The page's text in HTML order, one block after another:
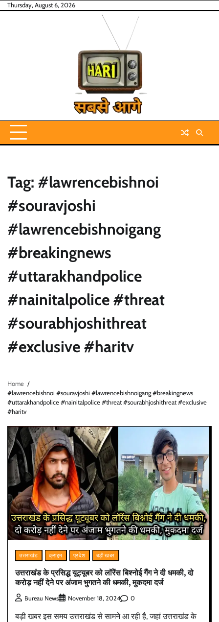
SkipThursday, August 6, 2026
Tag: #lawrencebishnoi
#souravjoshi
#lawrencebishnoigang
#breakingnews
#uttarakhandpolice
#nainitalpolice #threat
#sourabhjoshithreat
#exclusive #haritv
Home
#lawrencebishnoi #souravjoshi #lawrencebishnoigang #breakingnews
#uttarakhandpolice #nainitalpolice #threat #sourabhjoshithreat #exclusive
#haritv
उत्तराखंड क्राइम प्रदेश बड़ी खबर
उत्तराखंड के प्रसिद्ध यूट्यूबर को लॉरेंस बिश्नोई गैंग ने दी धमकी, दो
करोड़ नहीं देने पर अंजाम भुगतने की धमकी, मुकदमा दर्ज
Bureau News November 18, 2024 0
बड़ी खबर इस समय उत्तराखंड से सामने आ रही है, जहां उत्तराखंड के